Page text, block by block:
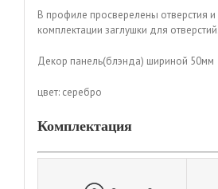
В профиле просверелены отверстия
комплектации заглушки для отверстий.
Декор панель(блэнда) шириной 50мм
цвет: серебро
Комплектация